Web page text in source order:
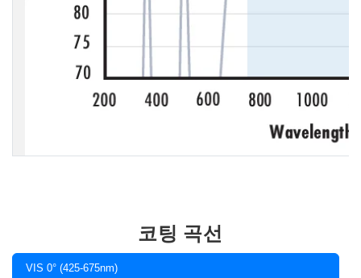
코팅 곡선
VIS 0° (425-675nm)